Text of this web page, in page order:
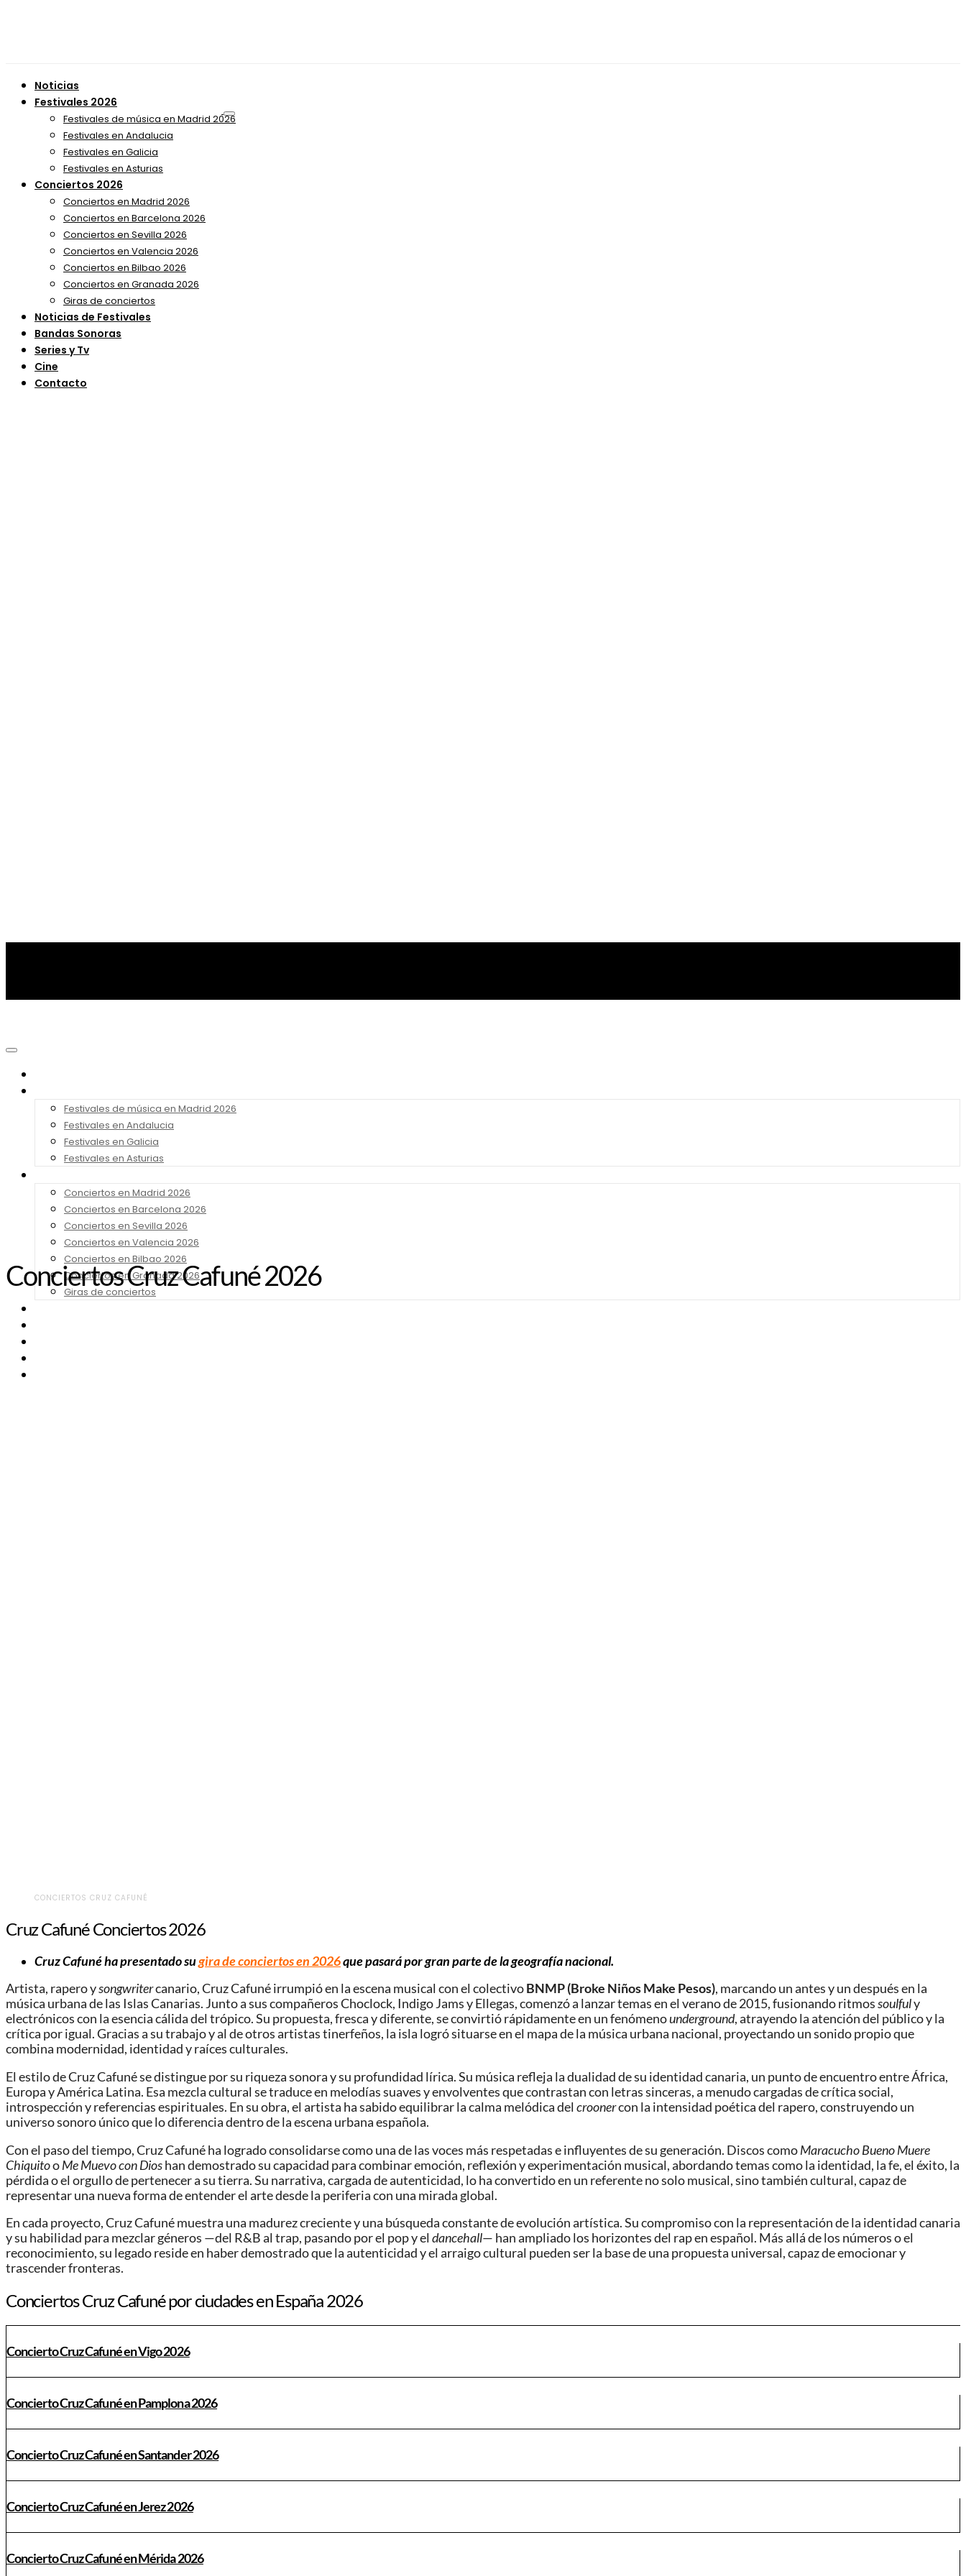
Noticias
Festivales 2026
Festivales de música en Madrid 2026
Festivales en Andalucia
Festivales en Galicia
Festivales en Asturias
Conciertos 2026
Conciertos en Madrid 2026
Conciertos en Barcelona 2026
Conciertos en Sevilla 2026
Conciertos en Valencia 2026
Conciertos en Bilbao 2026
Conciertos en Granada 2026
Giras de conciertos
Noticias de Festivales
Bandas Sonoras
Series y Tv
Cine
Contacto
Festivales de música en Madrid 2026
Festivales en Andalucia
Festivales en Galicia
Festivales en Asturias
Conciertos en Madrid 2026
Conciertos en Barcelona 2026
Conciertos en Sevilla 2026
Conciertos en Valencia 2026
Conciertos en Bilbao 2026
Conciertos en Granada 2026
Giras de conciertos
Conciertos Cruz Cafuné 2026
CONCIERTOS CRUZ CAFUNÉ
Cruz Cafuné Conciertos 2026
Cruz Cafuné ha presentado sugira de conciertos en 2026que pasará por gran parte de la geografía nacional.
Artista, rapero ysongwritercanario, Cruz Cafuné irrumpió en la escena musical con el colectivoBNMP (Broke Niños Make Pesos), marcando un antes y un después en la
música urbana de las Islas Canarias. Junto a sus compañeros Choclock, Indigo Jams y Ellegas, comenzó a lanzar temas en el verano de 2015, fusionando ritmossoulfuly
electrónicos con la esencia cálida del trópico. Su propuesta, fresca y diferente, se convirtió rápidamente en un fenómenounderground, atrayendo la atención del público y la
crítica por igual. Gracias a su trabajo y al de otros artistas tinerfeños, la isla logró situarse en el mapa de la música urbana nacional, proyectando un sonido propio que
combina modernidad, identidad y raíces culturales.
El estilo de Cruz Cafuné se distingue por su riqueza sonora y su profundidad lírica. Su música refleja la dualidad de su identidad canaria, un punto de encuentro entre África,
Europa y América Latina. Esa mezcla cultural se traduce en melodías suaves y envolventes que contrastan con letras sinceras, a menudo cargadas de crítica social,
introspección y referencias espirituales. En su obra, el artista ha sabido equilibrar la calma melódica del croonercon la intensidad poética del rapero, construyendo un
universo sonoro único que lo diferencia dentro de la escena urbana española.
Con el paso del tiempo, Cruz Cafuné ha logrado consolidarse como una de las voces más respetadas e influyentes de su generación. Discos comoMaracucho Bueno Muere
ChiquitooMe Muevo con Dioshan demostrado su capacidad para combinar emoción, reflexión y experimentación musical, abordando temas como la identidad, la fe, el éxito, la
pérdida o el orgullo de pertenecer a su tierra. Su narrativa, cargada de autenticidad, lo ha convertido en un referente no solo musical, sino también cultural, capaz de
representar una nueva forma de entender el arte desde la periferia con una mirada global.
En cada proyecto, Cruz Cafuné muestra una madurez creciente y una búsqueda constante de evolución artística. Su compromiso con la representación de la identidad canaria
y su habilidad para mezclar géneros —del R&B al trap, pasando por el pop y el dancehall— han ampliado los horizontes del rap en español. Más allá de los números o el
reconocimiento, su legado reside en haber demostrado que la autenticidad y el arraigo cultural pueden ser la base de una propuesta universal, capaz de emocionar y
trascender fronteras.
Conciertos Cruz Cafuné por ciudades en España 2026
Concierto Cruz Cafuné en Vigo 2026
Concierto Cruz Cafuné en Pamplona 2026
Concierto Cruz Cafuné en Santander 2026
Concierto Cruz Cafuné en Jerez 2026
Concierto Cruz Cafuné en Mérida 2026